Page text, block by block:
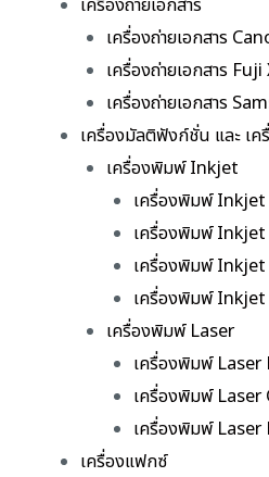
เครื่องถ่ายเอกสาร
เครื่องถ่ายเอกสาร
เครื่องถ่ายเอกสาร
เครื่องถ่ายเอกสาร
เครื่องมัลติฟังก์ชั่น และ เ
เครื่องพิมพ์ Inkjet
เครื่องพิมพ์
เครื่องพิมพ์
เครื่องพิมพ์
เครื่องพิมพ์
เครื่องพิมพ์ Laser
เครื่องพิมพ์
เครื่องพิมพ์ Laser
เครื่องพิมพ์ Laser
เครื่องแฟกซ์